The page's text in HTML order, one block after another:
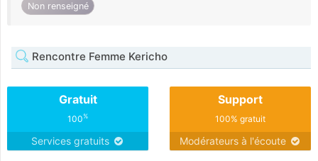
Non renseigné
Rencontre Femme Kericho
Gratuit
100%
Services gratuits
Support
100% gratuit
Modérateurs à l'écoute